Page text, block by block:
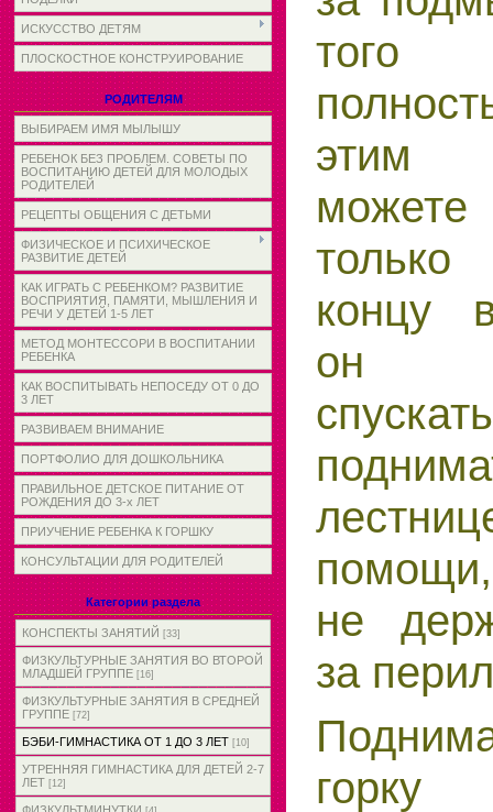
ИСКУССТВО ДЕТЯМ
ПЛОСКОСТНОЕ КОНСТРУИРОВАНИЕ
РОДИТЕЛЯМ
ВЫБИРАЕМ ИМЯ МЫЛЫШУ
РЕБЕНОК БЕЗ ПРОБЛЕМ. СОВЕТЫ ПО
ВОСПИТАНИЮ ДЕТЕЙ ДЛЯ МОЛОДЫХ
РОДИТЕЛЕЙ
РЕЦЕПТЫ ОБЩЕНИЯ С ДЕТЬМИ
ФИЗИЧЕСКОЕ И ПСИХИЧЕСКОЕ
РАЗВИТИЕ ДЕТЕЙ
КАК ИГРАТЬ С РЕБЕНКОМ? РАЗВИТИЕ
ВОСПРИЯТИЯ, ПАМЯТИ, МЫШЛЕНИЯ И
РЕЧИ У ДЕТЕЙ 1-5 ЛЕТ
МЕТОД МОНТЕССОРИ В ВОСПИТАНИИ
РЕБЕНКА
КАК ВОСПИТЫВАТЬ НЕПОСЕДУ ОТ 0 ДО
3 ЛЕТ
РАЗВИВАЕМ ВНИМАНИЕ
ПОРТФОЛИО ДЛЯ ДОШКОЛЬНИКА
ПРАВИЛЬНОЕ ДЕТСКОЕ ПИТАНИЕ ОТ
РОЖДЕНИЯ ДО 3-х ЛЕТ
ПРИУЧЕНИЕ РЕБЕНКА К ГОРШКУ
КОНСУЛЬТАЦИИ ДЛЯ РОДИТЕЛЕЙ
Категории раздела
КОНСПЕКТЫ ЗАНЯТИЙ [33]
ФИЗКУЛЬТУРНЫЕ ЗАНЯТИЯ ВО ВТОРОЙ
МЛАДШЕЙ ГРУППЕ [16]
ФИЗКУЛЬТУРНЫЕ ЗАНЯТИЯ В СРЕДНЕЙ
ГРУППЕ [72]
БЭБИ-ГИМНАСТИКА ОТ 1 ДО 3 ЛЕТ [10]
УТРЕННЯЯ ГИМНАСТИКА ДЛЯ ДЕТЕЙ 2-7
ЛЕТ [12]
этим
можете
концу
он
не
за